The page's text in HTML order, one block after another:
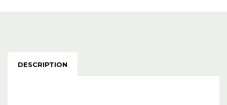
DESCRIPTION